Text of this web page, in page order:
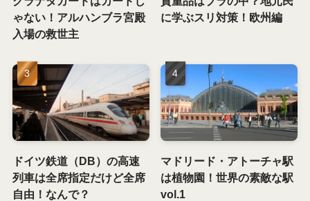
ゃない！アルハンブラ宮殿
入場の救世主
に学ぶスリ対策！欧州編
ドイツ鉄道（DB）の高速
列車は全席指定だけど全席
自由！なんで？
マドリード・アトーチャ駅
は植物園！世界の素敵な駅
vol.1